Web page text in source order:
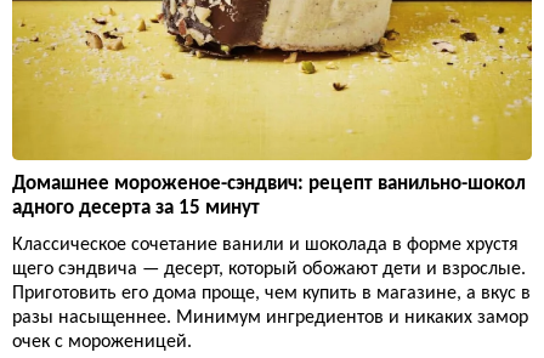
Домашнее мороженое-сэндвич: рецепт ванильно-шокол
адного десерта за 15 минут
Классическое сочетание ванили и шоколада в форме хрустя
щего сэндвича — десерт, который обожают дети и взрослые.
Приготовить его дома проще, чем купить в магазине, а вкус в
разы насыщеннее. Минимум ингредиентов и никаких замор
очек с мороженицей.